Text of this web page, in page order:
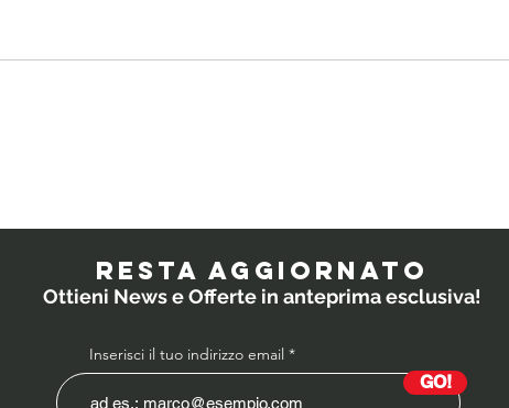
probiotici
medici ai
bambini?
RESTA AGGIORNATO
Ottieni News e Offerte in anteprima esclusiva!
Inserisci il tuo indirizzo email
GO!